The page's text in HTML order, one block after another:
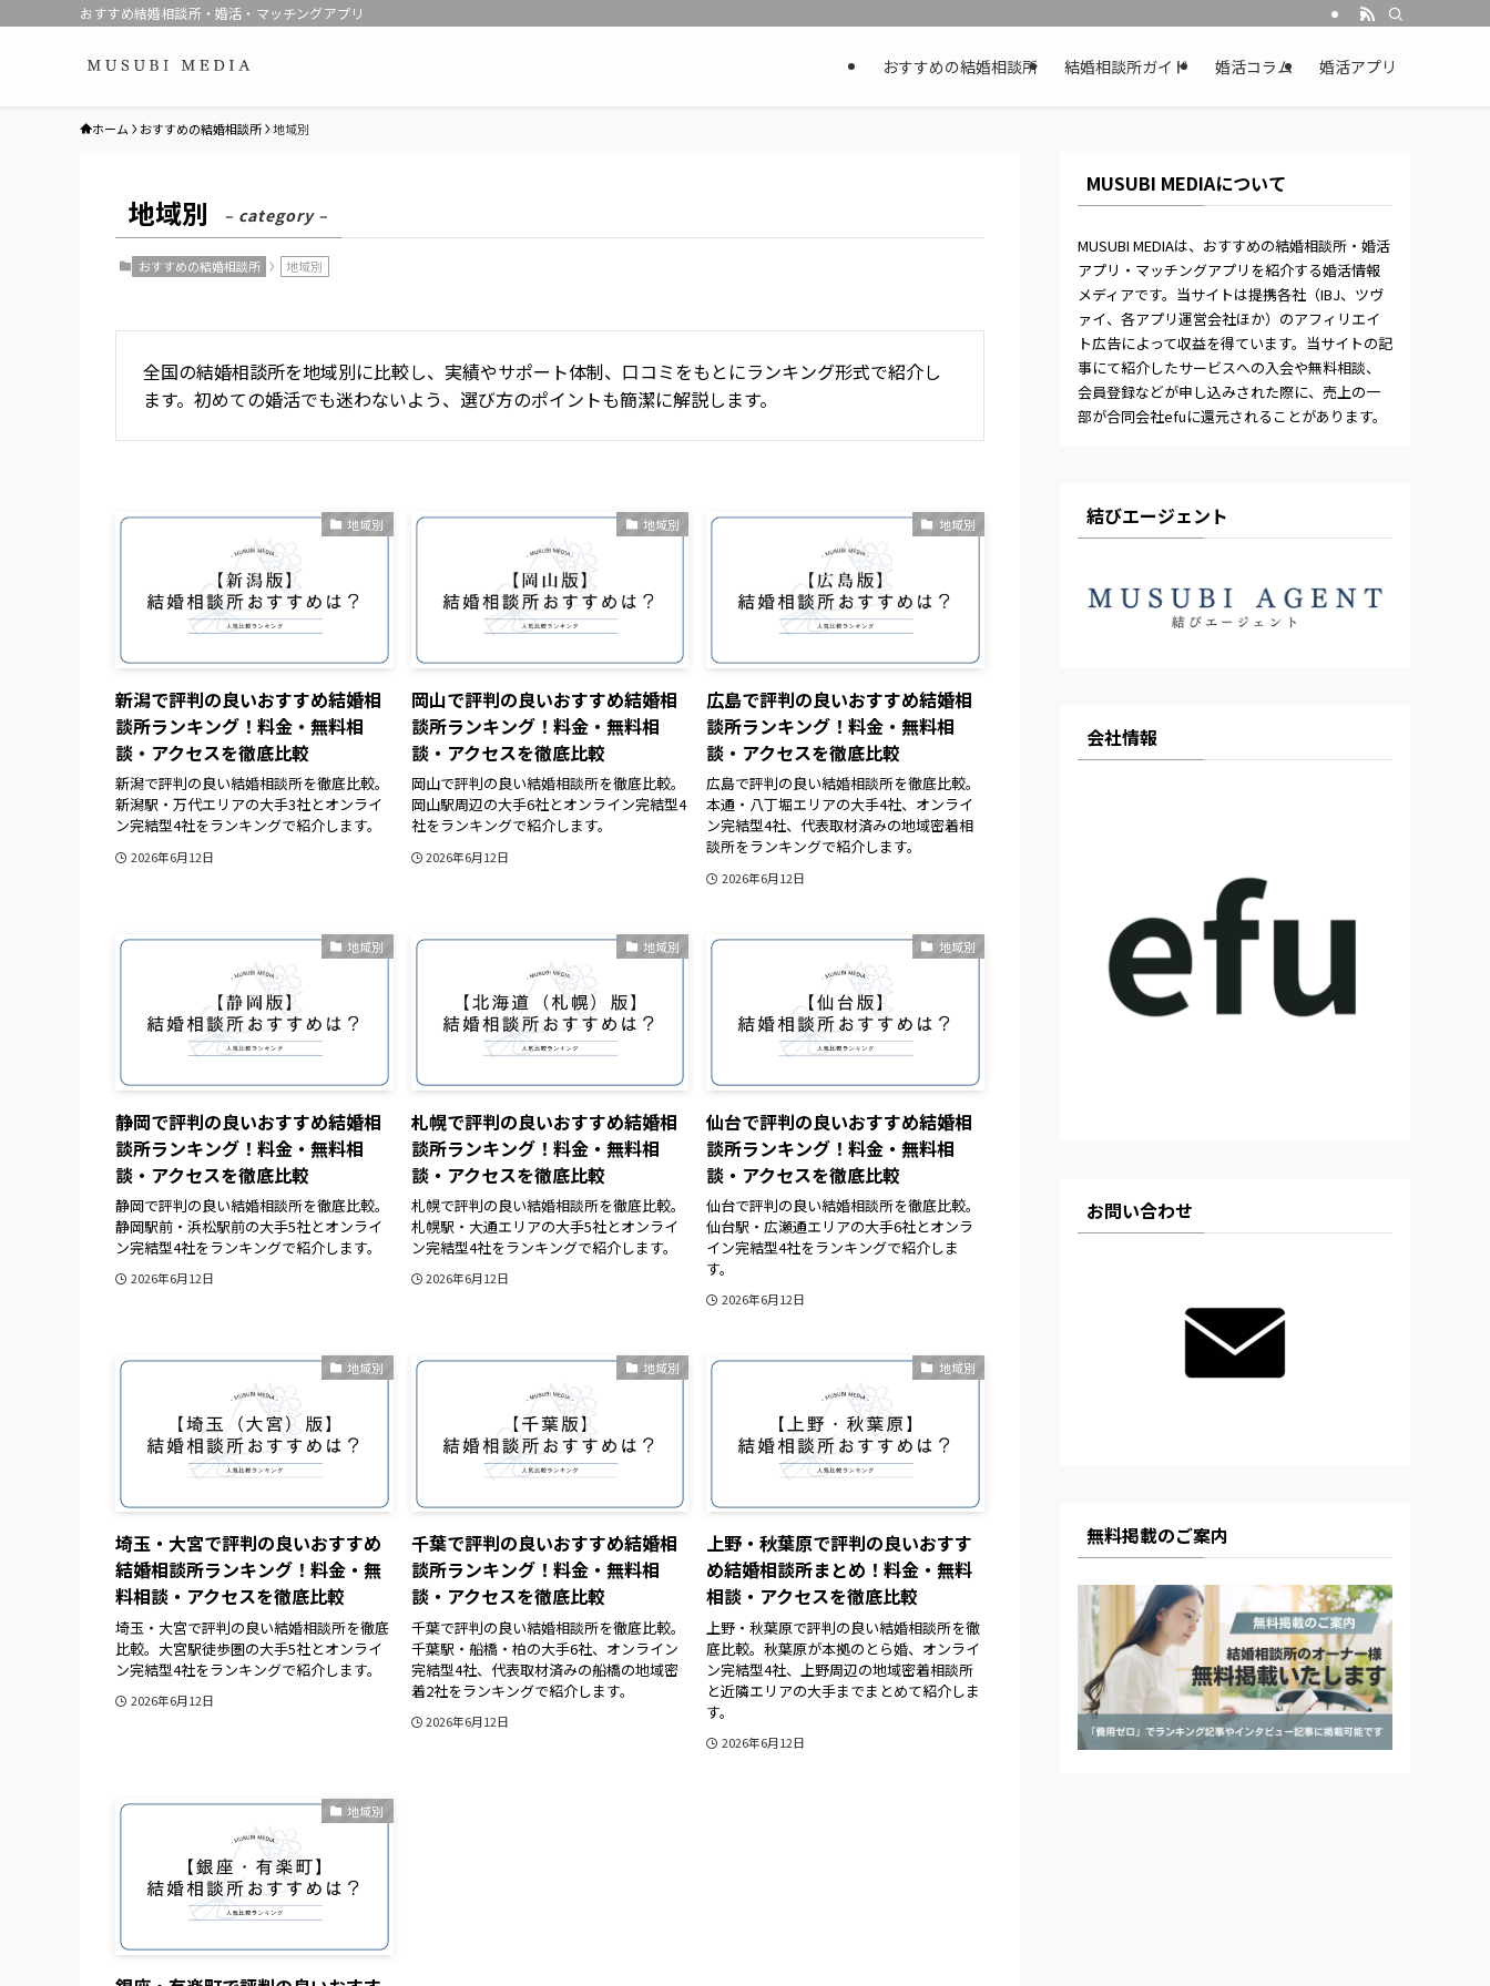
おすすめ結婚相談所・婚活・マッチングアプリ
おすすめの結婚相談所 結婚相談所ガイド 婚活コラム 婚活アプリ
ホーム おすすめの結婚相談所 地域別
地域別 – category –
おすすめの結婚相談所 地域別
全国の結婚相談所を地域別に比較し、実績やサポート体制、口コミをもとにランキング形式で紹介し
ます。初めての婚活でも迷わないよう、選び方のポイントも簡潔に解説します。
地域別
新潟で評判の良いおすすめ結婚相
談所ランキング！料金・無料相
談・アクセスを徹底比較
新潟で評判の良い結婚相談所を徹底比較。
新潟駅・万代エリアの大手3社とオンライ
ン完結型4社をランキングで紹介します。
2026年6月12日
地域別
岡山で評判の良いおすすめ結婚相
談所ランキング！料金・無料相
談・アクセスを徹底比較
岡山で評判の良い結婚相談所を徹底比較。
岡山駅周辺の大手6社とオンライン完結型4
社をランキングで紹介します。
2026年6月12日
地域別
広島で評判の良いおすすめ結婚相
談所ランキング！料金・無料相
談・アクセスを徹底比較
広島で評判の良い結婚相談所を徹底比較。
本通・八丁堀エリアの大手4社、オンライ
ン完結型4社、代表取材済みの地域密着相
談所をランキングで紹介します。
2026年6月12日
地域別
静岡で評判の良いおすすめ結婚相
談所ランキング！料金・無料相
談・アクセスを徹底比較
静岡で評判の良い結婚相談所を徹底比較。
静岡駅前・浜松駅前の大手5社とオンライ
ン完結型4社をランキングで紹介します。
2026年6月12日
地域別
札幌で評判の良いおすすめ結婚相
談所ランキング！料金・無料相
談・アクセスを徹底比較
札幌で評判の良い結婚相談所を徹底比較。
札幌駅・大通エリアの大手5社とオンライ
ン完結型4社をランキングで紹介します。
2026年6月12日
地域別
仙台で評判の良いおすすめ結婚相
談所ランキング！料金・無料相
談・アクセスを徹底比較
仙台で評判の良い結婚相談所を徹底比較。
仙台駅・広瀬通エリアの大手6社とオンラ
イン完結型4社をランキングで紹介しま
す。
2026年6月12日
地域別
埼玉・大宮で評判の良いおすすめ
結婚相談所ランキング！料金・無
料相談・アクセスを徹底比較
埼玉・大宮で評判の良い結婚相談所を徹底
比較。大宮駅徒歩圏の大手5社とオンライ
ン完結型4社をランキングで紹介します。
2026年6月12日
地域別
千葉で評判の良いおすすめ結婚相
談所ランキング！料金・無料相
談・アクセスを徹底比較
千葉で評判の良い結婚相談所を徹底比較。
千葉駅・船橋・柏の大手6社、オンライン
完結型4社、代表取材済みの船橋の地域密
着2社をランキングで紹介します。
2026年6月12日
地域別
上野・秋葉原で評判の良いおすす
め結婚相談所まとめ！料金・無料
相談・アクセスを徹底比較
上野・秋葉原で評判の良い結婚相談所を徹
底比較。秋葉原が本拠のとら婚、オンライ
ン完結型4社、上野周辺の地域密着相談所
と近隣エリアの大手までまとめて紹介しま
す。
2026年6月12日
地域別
MUSUBI MEDIAについて
MUSUBI MEDIAは、おすすめの結婚相談所・婚活
アプリ・マッチングアプリを紹介する婚活情報
メディアです。当サイトは提携各社（IBJ、ツヴ
ァイ、各アプリ運営会社ほか）のアフィリエイ
ト広告によって収益を得ています。当サイトの記
事にて紹介したサービスへの入会や無料相談、
会員登録などが申し込みされた際に、売上の一
部が合同会社efuに還元されることがあります。
結びエージェント
会社情報
お問い合わせ
無料掲載のご案内